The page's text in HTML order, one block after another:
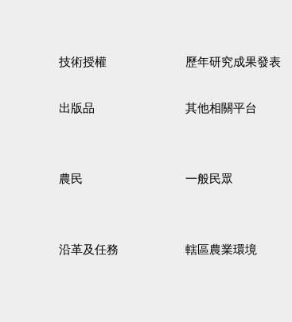
技術授權 歷年研究成果發表
出版品 其他相關平台
農民 一般民眾
沿革及任務 轄區農業環境